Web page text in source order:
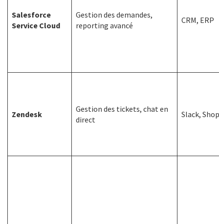
Salesforce
Service Cloud
Gestion des demandes,
reporting avancé
CRM, ERP
Zendesk
Gestion des tickets, chat en
direct
Slack,